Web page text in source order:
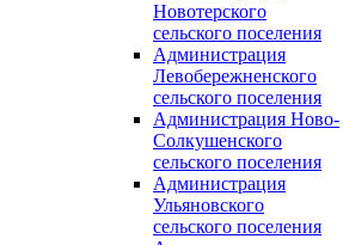
Новотерского
сельского поселения
Администрация
Левобережненского
сельского поселения
Администрация Ново-
Солкушенского
сельского поселения
Администрация
Ульяновского
сельского поселения